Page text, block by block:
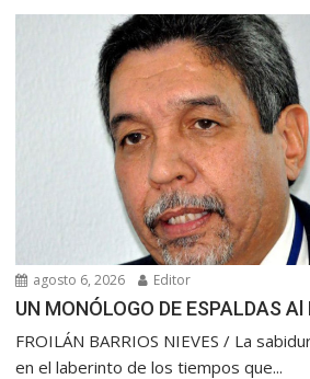
agosto 6, 2026 Editor
UN MONÓLOGO DE ESPALDAS Al
FROILÁN BARRIOS NIEVES / La
en el laberinto de los tiempos que...